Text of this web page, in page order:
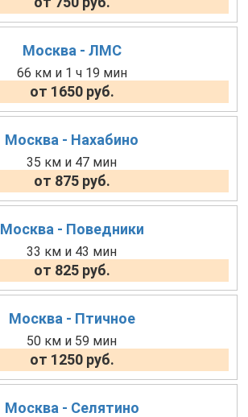
Москва - ЛМС
66 км и 1 ч 19 мин
от 1650 руб.
Москва - Нахабино
35 км и 47 мин
от 875 руб.
Москва - Поведники
33 км и 43 мин
от 825 руб.
Москва - Птичное
50 км и 59 мин
от 1250 руб.
Москва - Селятино